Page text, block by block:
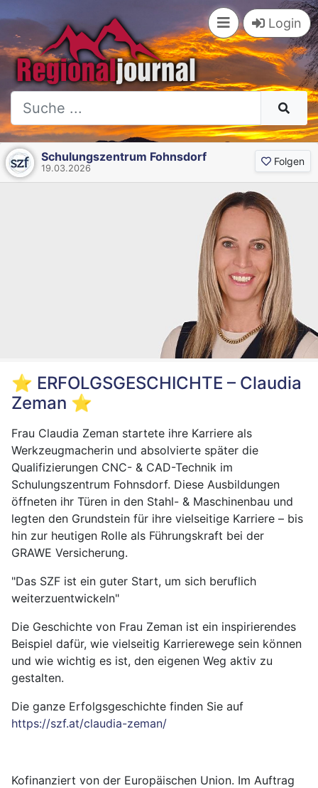
Login
Schulungszentrum Fohnsdorf
19.03.2026
Folgen
⭐️ ERFOLGSGESCHICHTE – Claudia
Zeman ⭐️
Frau Claudia Zeman startete ihre Karriere als
Werkzeugmacherin und absolvierte später die
Qualifizierungen CNC- & CAD-Technik im
Schulungszentrum Fohnsdorf. Diese Ausbildungen
öffneten ihr Türen in den Stahl- & Maschinenbau und
legten den Grundstein für ihre vielseitige Karriere – bis
hin zur heutigen Rolle als Führungskraft bei der
GRAWE Versicherung.
"Das SZF ist ein guter Start, um sich beruflich
weiterzuentwickeln"
Die Geschichte von Frau Zeman ist ein inspirierendes
Beispiel dafür, wie vielseitig Karrierewege sein können
und wie wichtig es ist, den eigenen Weg aktiv zu
gestalten.
Die ganze Erfolgsgeschichte finden Sie auf
https://szf.at/claudia-zeman/
Kofinanziert von der Europäischen Union. Im Auftrag